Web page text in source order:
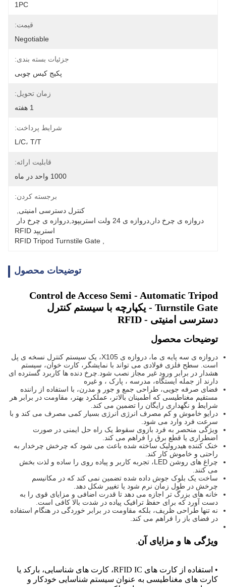
1PC
قیمت:
Negotiable
جزئیات بسته بندی:
پکیج کیس چوبی
زمان تحویل:
1 هفته
شرایط پرداخت:
L/C، T/T
قابلیت ارائه:
1000 واحد در ماه
برجسته کردن:
کنترل دسترسی امنیتی
استریپد RFID
RFID Tripod Turnstile Gate
توضیحات محصول
Control de Acceso Semi - Automatic Tripod
Turnstile Gate - یکپارچه با سیستم کنترل
دسترسی امنیتی - RFID
توضیحات محصول
دروازه ی سه پایه ی ما، دروازه ی X105، یک سیستم کنترل نسخه ی پل
است. سطح فلزی فولادی می تواند با نمایشگر، کارت خوان، سیستم
هشدار در برابر ورود غیر مجاز نصب شود.چرخ دنده ها کاربرد گسترده ای
دارند از جمله ایستگاه، مدرسه ، پارک ، و غیره
فضای صرفه جویی، طراحی جمع و جور و مدرن، با استفاده از راننده
مستقیم مغناطیسی که اطمینان بالاتر، عملکرد بهتر، مقاومت در برابر هر
شرایط و نگهداری رایگان را تضمین می کند.
درایو خاموش و کم مصرف انرژی انرژی بسیار کمی مصرف می کند و با
سرعت فرد وارد می شود.
ویژگی منحصر به فرد بازوی سقوط یک راه حل ایمنی در صورت
اضطراری یا قطع برق را فراهم می کند.
خنک کننده هیدرولیک ساخته شده باعث می شود که چرخش چرخدار به
راحتی و خاموش کار کند.
چراغ های روشن LED، تجربه کاربر و پیاده روی را ساده و لذت بخش
می کنند.
ساخت یک بلوک جوش داده شده تضمین نمی کند که در مکانیسم
چرخش در طول زمان نرم شود یا تغییر شکل دهد.
خانه های بزرگ تر اجازه می دهد تا قدرت اضافی و مزایای قوی را به
دست آورد که برای حفظ ترافیک پیاده در شدت بالا کافی است.
نه تنها طراحی ظریف، بلکه مقاومت در برابر خوردگی در هنگام استفاده
در فضای باز را فراهم می کند.
ویژگی ها و مزایای آن.
• استفاده از کارت های RFID IC، کارت های شناسایی، بارکد یا
کارت های مغناطیسی به عنوان سیستم شناسایی خودکار و